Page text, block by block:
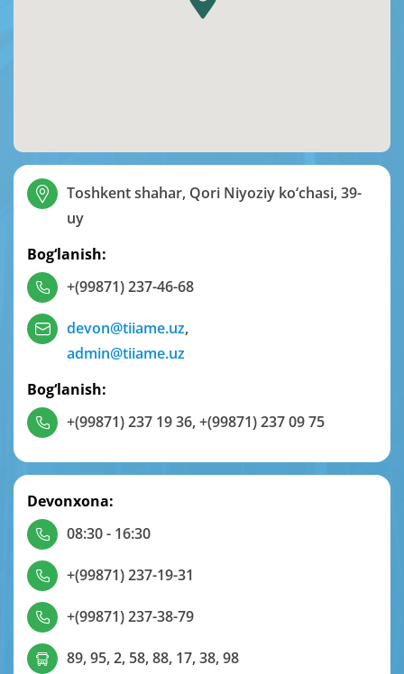
Toshkent shahar, Qori Niyoziy ko‘chasi, 39-
uy
Bog‘lanish:
+(99871) 237-46-68
devon@tiiame.uz,
admin@tiiame.uz
Bog‘lanish:
+(99871) 237 19 36,+(99871) 237 09 75
Devonxona:
08:30 - 16:30
+(99871) 237-19-31
+(99871) 237-38-79
89, 95, 2, 58, 88, 17, 38, 98